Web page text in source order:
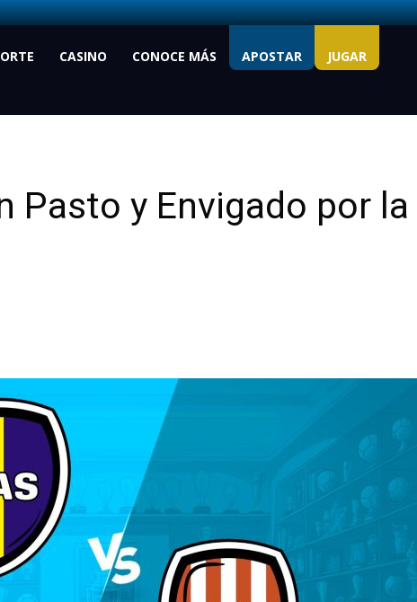
CASINO CONOCE MÁS APOSTAR JUGAR
Pasto y Envigado por la